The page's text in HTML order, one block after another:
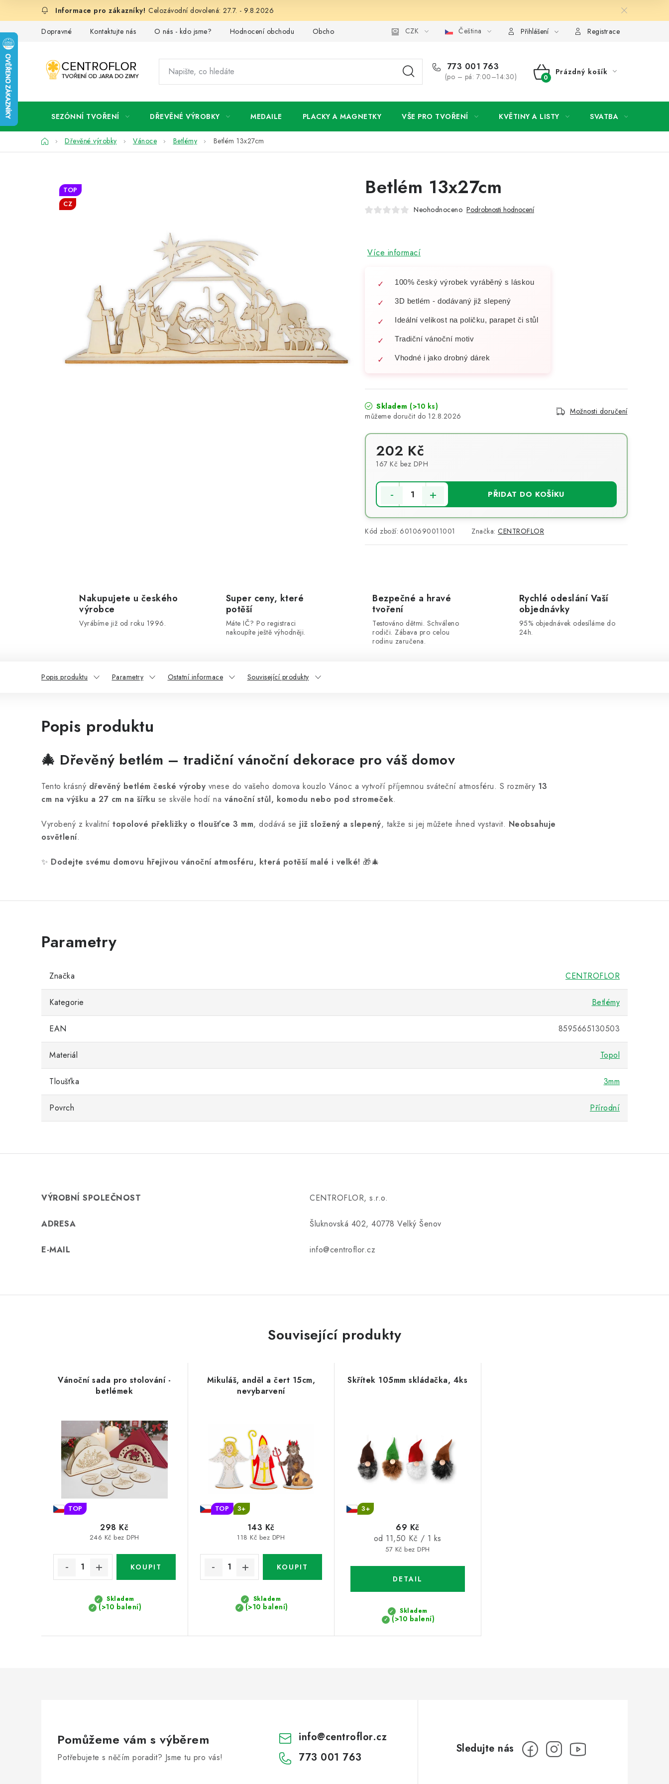
Celozávodní dovolená: 27.7. - 9.8.2026
Dopravné Kontaktujte nás O nás - kdo jsme? Hodnocení obchodu Obchodní podmínky Podmínky ochrany osobních údajů Jak získat lepší ceny? Moje objednávka
CZK Čeština Přihlášení Registrace
773 001 763
(po – pá: 7:00–14:30)
NÁKUPNÍ
Prázdný košík
SEZÓNNÍ TVOŘENÍ DŘEVĚNÉ VÝROBKY MEDAILE PLACKY A MAGNETKY VŠE PRO TVOŘENÍ KVĚTINY A LISTY SVATBA
DomůDřevěné výrobky Vánoce Betlémy Betlém 13x27cm
Betlém 13x27cm
Neohodnoceno Podrobnosti hodnocení
Více informací
100% český výrobek vyráběný s láskou
3D betlém - dodávaný již slepený
Ideální velikost na poličku, parapet či stůl
Tradiční vánoční motiv
Vhodné i jako drobný dárek
Skladem (>10 ks)
12.8.2026
Možnosti doručení
202 Kč
167 Kč bez DPH
PŘIDAT DO KOŠÍKU
Kód zboží: 6010690011001 Značka: CENTROFLOR
TOP
CZ
Nakupujete u českého
výrobce
Vyrábíme již od roku 1996.
Super ceny, které
potěší
Máte IČ? Po registraci
nakoupíte ještě výhodněji.
Bezpečné a hravé
tvoření
Testováno dětmi. Schváleno
rodiči. Zábava pro celou
rodinu zaručena.
Rychlé odeslání Vaší
objednávky
95% objednávek odesíláme do
24h.
Popis produktu Parametry Ostatní informace Související produkty
Popis produktu
🎄 Dřevěný betlém – tradiční vánoční dekorace pro váš domov
Tento krásný dřevěný betlém české výroby vnese do vašeho domova kouzlo Vánoc a vytvoří příjemnou sváteční atmosféru. S rozměry 13
cm na výšku a 27 cm na šířku se skvěle hodí na vánoční stůl, komodu nebo pod stromeček.
Vyrobený z kvalitní topolové překližky o tloušťce 3 mm, dodává se již složený a slepený, takže si jej můžete ihned vystavit. Neobsahuje
osvětlení.
✨ Dodejte svému domovu hřejivou vánoční atmosféru, která potěší malé i velké! 🎁🎄
Značka CENTROFLOR
Kategorie Betlémy
EAN 8595665130503
Materiál Topol
Tloušťka 3mm
Povrch Přírodní
VÝROBNÍ SPOLEČNOST CENTROFLOR, s.r.o.
ADRESA Šluknovská 402, 40778 Velký Šenov
E-MAIL info@centroflor.cz
Související produkty
Vánoční sada pro stolování -
betlémek
TOP
Skladem
(>10 balení)
246 Kč bez DPH
298 Kč
Mikuláš, anděl a čert 15cm,
nevybarvení
TOP 3+
Skladem
(>10 balení)
118 Kč bez DPH
143 Kč
Skřítek 105mm skládačka, 4ks
3+
Skladem
(>10 balení)
57 Kč bez DPH
69 Kč
Měrná
cena:
od 11,50 Kč / 1 ks
Pomůžeme vám s výběrem
Potřebujete s něčím poradit? Jsme tu pro vás!
info@centroflor.cz
773 001 763